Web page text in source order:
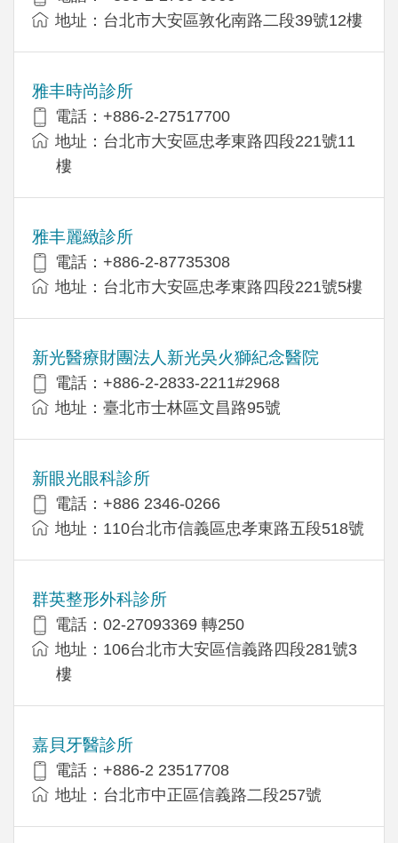
地址：台北市大安區敦化南路二段39號12樓
雅丰時尚診所
電話：+886-2-27517700
地址：台北市大安區忠孝東路四段221號11
樓
雅丰麗緻診所
電話：+886-2-87735308
地址：台北市大安區忠孝東路四段221號5樓
新光醫療財團法人新光吳火獅紀念醫院
電話：+886-2-2833-2211#2968
地址：臺北市士林區文昌路95號
新眼光眼科診所
電話：+886 2346-0266
地址：110台北市信義區忠孝東路五段518號
群英整形外科診所
電話：02-27093369 轉250
地址：106台北市大安區信義路四段281號3
樓
嘉貝牙醫診所
電話：+886-2 23517708
地址：台北市中正區信義路二段257號